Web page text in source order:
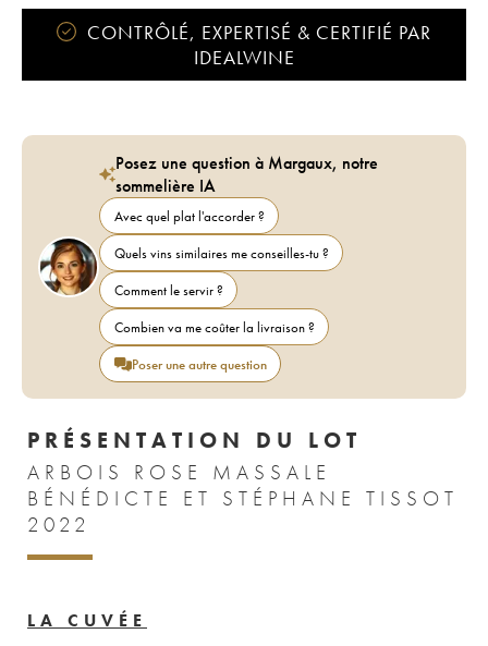
CONTRÔLÉ, EXPERTISÉ & CERTIFIÉ PAR
IDEALWINE
Posez une question à Margaux, notre
sommelière IA
Avec quel plat l'accorder ?
Quels vins similaires me conseilles-tu ?
Comment le servir ?
Combien va me coûter la livraison ?
Poser une autre question
PRÉSENTATION DU LOT
ARBOIS ROSE MASSALE
BÉNÉDICTE ET STÉPHANE TISSOT
2022
LA CUVÉE